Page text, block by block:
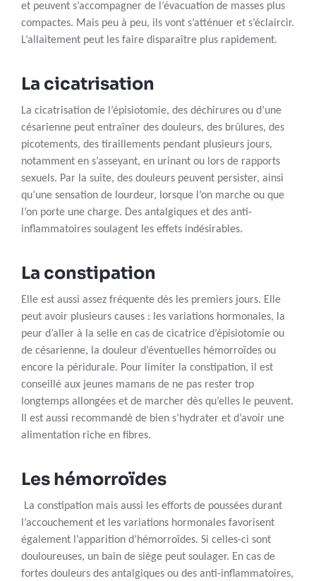
et peuvent s’accompagner de l’évacuation de masses plus
compactes. Mais peu à peu, ils vont s’atténuer et s’éclaircir.
L’allaitement peut les faire disparaître plus rapidement.
La cicatrisation
La cicatrisation de l’épisiotomie, des déchirures ou d’une
césarienne peut entraîner des douleurs, des brûlures, des
picotements, des tiraillements pendant plusieurs jours,
notamment en s’asseyant, en urinant ou lors de rapports
sexuels. Par la suite, des douleurs peuvent persister, ainsi
qu’une sensation de lourdeur, lorsque l’on marche ou que
l’on porte une charge. Des antalgiques et des anti-
inflammatoires soulagent les effets indésirables.
La constipation
Elle est aussi assez fréquente dès les premiers jours. Elle
peut avoir plusieurs causes : les variations hormonales, la
peur d’aller à la selle en cas de cicatrice d’épisiotomie ou
de césarienne, la douleur d’éventuelles hémorroïdes ou
encore la péridurale. Pour limiter la constipation, il est
conseillé aux jeunes mamans de ne pas rester trop
longtemps allongées et de marcher dès qu’elles le peuvent.
Il est aussi recommandé de bien s’hydrater et d’avoir une
alimentation riche en fibres.
Les hémorroïdes
La constipation mais aussi les efforts de poussées durant
l’accouchement et les variations hormonales favorisent
également l’apparition d’hémorroïdes. Si celles-ci sont
douloureuses, un bain de siège peut soulager. En cas de
fortes douleurs des antalgiques ou des anti-inflammatoires,